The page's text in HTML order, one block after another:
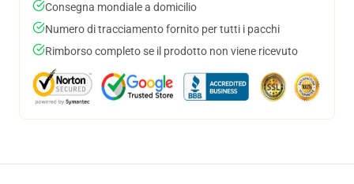
Consegna mondiale a domicilio
Numero di tracciamento fornito per tutti i pacchi
Rimborso completo se il prodotto non viene ricevuto